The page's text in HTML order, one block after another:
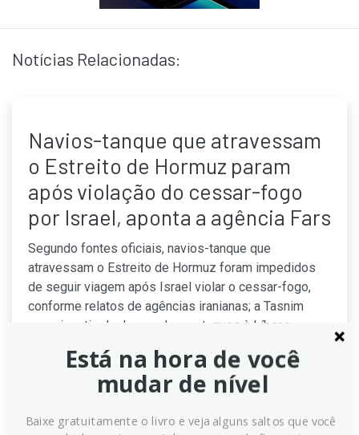
Notícias Relacionadas:
Navios-tanque que atravessam
o Estreito de Hormuz param
após violação do cessar-fogo
por Israel, aponta a agência Fars
Segundo fontes oficiais, navios-tanque que
atravessam o Estreito de Hormuz foram impedidos
de seguir viagem após Israel violar o cessar-fogo,
conforme relatos de agências iranianas; a Tasnim
sugeriu retirada do acordo se ataques à Líbano
com o dólar recuando marginalmente no cenário
geopolítico atual.
Continue lendo
Está na hora de você
mudar de nível
Baixe gratuitamente o livro e veja alguns saltos que você